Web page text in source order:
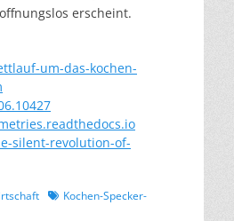
erscheint.
um-das-kochen-
silent-revolution-of-
Schlagworte
Kochen-Specker-